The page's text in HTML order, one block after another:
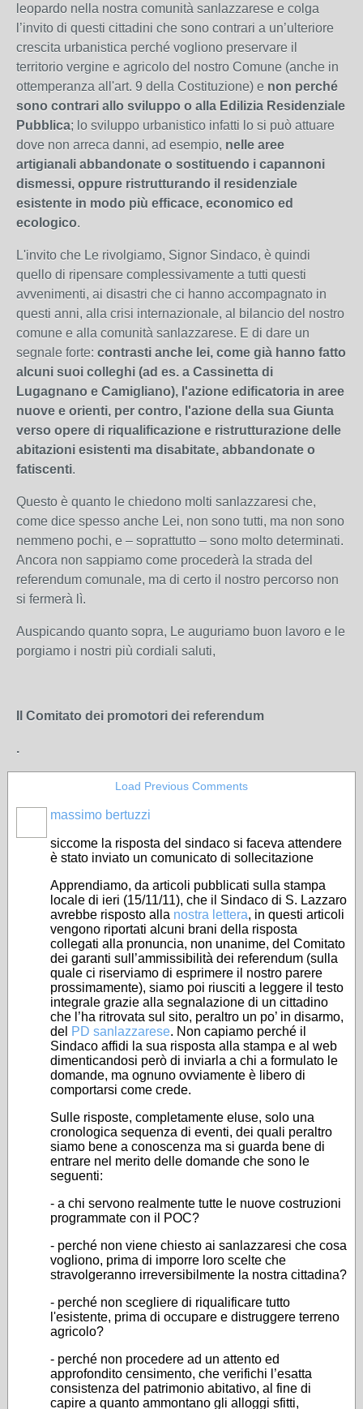
leopardo nella nostra comunità sanlazzarese e colga
l’invito di questi cittadini che sono contrari a un’ulteriore
crescita urbanistica perché vogliono preservare il
territorio vergine e agricolo del nostro Comune (anche in
ottemperanza all'art. 9 della Costituzione) e non perché
sono contrari allo sviluppo o alla Edilizia Residenziale
Pubblica; lo sviluppo urbanistico infatti lo si può attuare
dove non arreca danni, ad esempio, nelle aree
artigianali abbandonate o sostituendo i capannoni
dismessi, oppure ristrutturando il residenziale
esistente in modo più efficace, economico ed
ecologico.
L'invito che Le rivolgiamo, Signor Sindaco, è quindi
quello di ripensare complessivamente a tutti questi
avvenimenti, ai disastri che ci hanno accompagnato in
questi anni, alla crisi internazionale, al bilancio del nostro
comune e alla comunità sanlazzarese. E di dare un
segnale forte: contrasti anche lei, come già hanno fatto
alcuni suoi colleghi (ad es. a Cassinetta di
Lugagnano e Camigliano), l'azione edificatoria in aree
nuove e orienti, per contro, l'azione della sua Giunta
verso opere di riqualificazione e ristrutturazione delle
abitazioni esistenti ma disabitate, abbandonate o
fatiscenti.
Questo è quanto le chiedono molti sanlazzaresi che,
come dice spesso anche Lei, non sono tutti, ma non sono
nemmeno pochi, e – soprattutto – sono molto determinati.
Ancora non sappiamo come procederà la strada del
referendum comunale, ma di certo il nostro percorso non
si fermerà lì.
Auspicando quanto sopra, Le auguriamo buon lavoro e le
porgiamo i nostri più cordiali saluti,
Il Comitato dei promotori dei referendum
.
Load Previous Comments
massimo bertuzzi
siccome la risposta del sindaco si faceva attendere
è stato inviato un comunicato di sollecitazione
Apprendiamo, da articoli pubblicati sulla stampa
locale di ieri (15/11/11), che il Sindaco di S. Lazzaro
avrebbe risposto alla nostra lettera, in questi articoli
vengono riportati alcuni brani della risposta
collegati alla pronuncia, non unanime, del Comitato
dei garanti sull’ammissibilità dei referendum (sulla
quale ci riserviamo di esprimere il nostro parere
prossimamente), siamo poi riusciti a leggere il testo
integrale grazie alla segnalazione di un cittadino
che l’ha ritrovata sul sito, peraltro un po’ in disarmo,
del PD sanlazzarese. Non capiamo perché il
Sindaco affidi la sua risposta alla stampa e al web
dimenticandosi però di inviarla a chi a formulato le
domande, ma ognuno ovviamente è libero di
comportarsi come crede.
Sulle risposte, completamente eluse, solo una
cronologica sequenza di eventi, dei quali peraltro
siamo bene a conoscenza ma si guarda bene di
entrare nel merito delle domande che sono le
seguenti:
- a chi servono realmente tutte le nuove costruzioni
programmate con il POC?
- perché non viene chiesto ai sanlazzaresi che cosa
vogliono, prima di imporre loro scelte che
stravolgeranno irreversibilmente la nostra cittadina?
- perché non scegliere di riqualificare tutto
l'esistente, prima di occupare e distruggere terreno
agricolo?
- perché non procedere ad un attento ed
approfondito censimento, che verifichi l’esatta
consistenza del patrimonio abitativo, al fine di
capire a quanto ammontano gli alloggi sfitti,